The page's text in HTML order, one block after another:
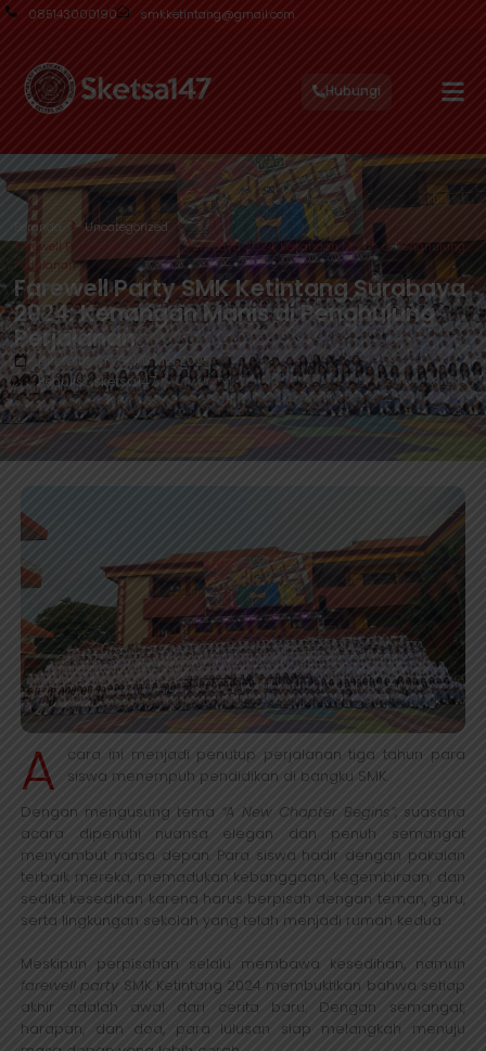
085143000190 smkketintang@gmail.com
Hubungi
Beranda
Uncategorized
Farewell Party SMK Ketintang Surabaya 2024: Kenangan Manis di Penghujung
Perjalanan
Farewell Party SMK Ketintang Surabaya
2024: Kenangan Manis di Penghujung
Perjalanan
Diterbitkan : Sel, 6 Mei 2025
Penulis : sketsa147
A
cara ini menjadi penutup perjalanan tiga tahun para
siswa menempuh pendidikan di bangku SMK.
Dengan mengusung tema “A New Chapter Begins”, suasana
acara dipenuhi nuansa elegan dan penuh semangat
menyambut masa depan. Para siswa hadir dengan pakaian
terbaik mereka, memadukan kebanggaan, kegembiraan, dan
sedikit kesedihan karena harus berpisah dengan teman, guru,
serta lingkungan sekolah yang telah menjadi rumah kedua.
Meskipun perpisahan selalu membawa kesedihan, namun
farewell party SMK Ketintang 2024 membuktikan bahwa setiap
akhir adalah awal dari cerita baru. Dengan semangat,
harapan, dan doa, para lulusan siap melangkah menuju